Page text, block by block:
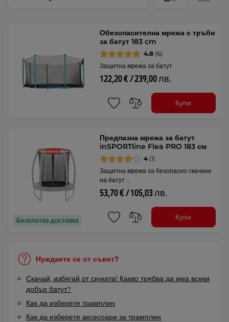
Обезопасителна мрежа с тръби
за батут 183 cm
4.8 (6)
Защитна мрежа за батут
122,20 € / 239,00 лв.
Купи
Безплатна доставка
Предпазна мрежа за батут
inSPORTline Flea PRO 183 см
4 (1)
Защитна мрежа за безопасно скачане
на батут …
53,70 € / 105,03 лв.
Купи
Нуждаете се от съвет?
Скачай, избягай от скуката! Какво трябва да има всеки
добър батут?
Как да изберете трамплин
Как да изберете аксесоари за трамплин